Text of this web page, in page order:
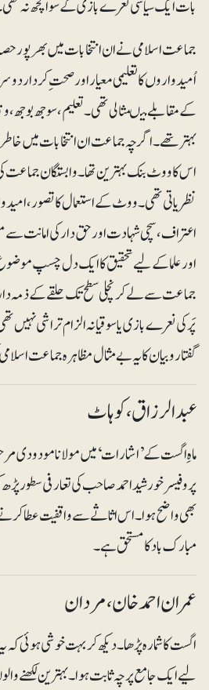
بات ایک سیاسی نعرے بازی کے سوا کچھ نہ
جماعت اسلامی نے ان انتخابات میں بھر پور
اُمیدواروں کا تعلیمی معیار اور صحتِ کردار
کے مقابلے میںمثالی تھی۔ تعلیم، سوجھ
بہتر تھے۔ اگرچہ جماعت ان انتخابات میں
اس کا ووٹ بنک بہترین تھا۔ وابستگان
نظریاتی تھی۔ ووٹ کے استعمال کا تصور،
اعتراف، سچی شہادت اور حق دار کی امانت سے
اور علماکے لیے تحقیق کا ایک دل چسپ موضوع
جماعت سے لے کر نچلی سطح تک حلقے کے ذمہ
پَرکی نعرے بازی یا سوقیانہ الزام تراشی
گفتار وبیان کا یہ بے مثال مظا ہرہ جماعت
عبدالرزاق ، کوہاٹ
ماہِ اگست کے ’اشارات‘ میں مولانا مودودی
پروفیسر خورشیداحمد صاحب کی تعارفی سطور پڑھ
بھی واضح ہوا۔ اس اثاثے سے واقفیت عطا کرنے
مبارک باد کا مستحق ہے۔
عمران احمد خان ، مردان
اگست کا شمارہ پڑھا۔ دیکھ کر بہت خوشی ہوئی کہ
لیے ایک جامع پرچہ ثابت ہوا۔ بہترین لکھنے